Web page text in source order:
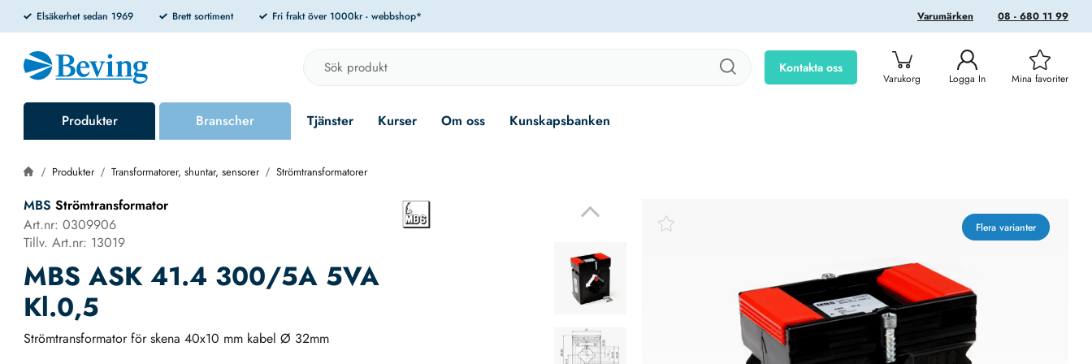
Elsäkerhet sedan 1969 Brett sortiment Fri frakt över 1000kr - webbshop* 08 - 680 11 99
Varumärken
Kontakta oss
Varukorg Logga In Mina favoriter
Produkter Branscher Tjänster Kurser Om oss Kunskapsbanken
Produkter Transformatorer, shuntar, sensorer Strömtransformatorer
Flera varianter
MBS Strömtransformator
Art.nr: 0309906
Tillv. Art.nr: 13019
MBS ASK 41.4 300/5A 5VA
Kl.0,5
Strömtransformator för skena 40x10 mm kabel Ø 32mm